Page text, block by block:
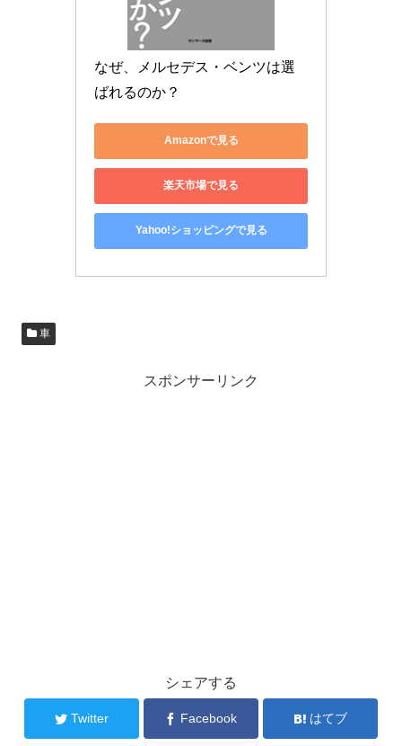
なぜ、メルセデス・ベンツは選
ばれるのか？
Amazonで見る
楽天市場で見る
Yahoo!ショッピングで見る
車
スポンサーリンク
シェアする
Twitter Facebook はてブ